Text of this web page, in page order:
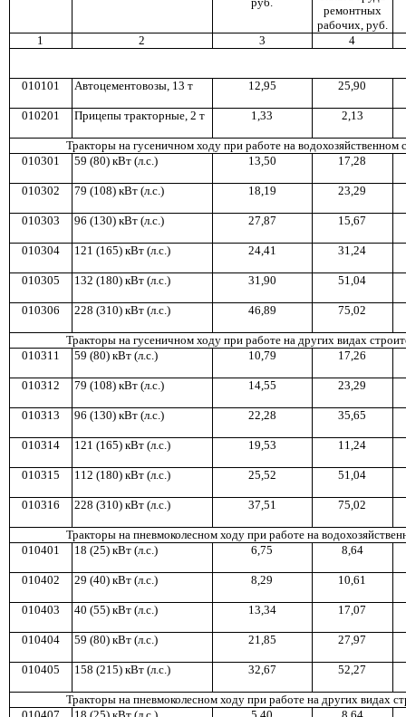
ремонтных
рабочих, руб.
1 2 3 4
010101 Автоцементовозы, 1 3 т 12,95 25,90
010201 Прицепы тракторные, 2 т 1,33 2,13
Тракторы на гусеничном ходупри работе на водохозяйственном
010301
59 (80) кВт (л.с.) 1 3,50 17,28
010302 79 (1 08) кВт (л.с.) 1 8,1 9 23,29
010303 96 (130) кВт (л.с.) 27,87 15,67
010304 121 (1 65) кВт(л.с.) 24,41 31,24
010305 132 (180) кВт (л.с.) 31,90 51,04
010306 228 (31 0) кВт (л.с.) 46,89 75,02
Тракторы на гусеничном ходупри работе на других видах стр
010311
59 (80) кВт (л.с.) 1 0,79 17,26
010312 79 (108) кВт (л.с.) 1 4,55 23,29
01 031 3 96 (130) кВт (л. с.) 22,28 35,65
010314 121 (165) кВт (л.с.) 1 9,53 11,24
010315 112 (180) кВт (л.с.) 25,52 51,04
01031 6 228 (31 0) кВт (л.с.) 37,51 75,02
Тракторына пневмоколесном ходупри работе на
010401
18 (25) кВт (л.с.) 6,75 8,64
010402 29 (40) кВт (л.с.) 8,29 10,61
010403 40 (55) кВт (л.с.) 1 3,34 17,07
01 0404 59 (80) кВт (л.с.) 21,85 27,97
010405 158 (21 5) кВт (л.с.) 32,67 52,27
Тракторы на пневмоколесном ходупри работе на других видах